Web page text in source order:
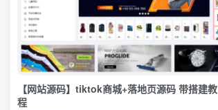
【网站源码】tiktok商城+落地页源码 带搭建教
程